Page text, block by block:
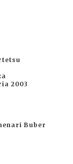
2003
Buber